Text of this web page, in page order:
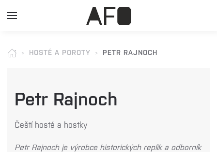
HOSTÉ A POROTY PETR RAJNOCH
Petr Rajnoch
Čeští hosté a hostky
Petr Rajnoch je výrobce historických replik a odborník